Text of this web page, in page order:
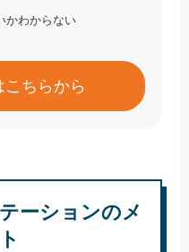
かわからない
ちらから
ーションのメ